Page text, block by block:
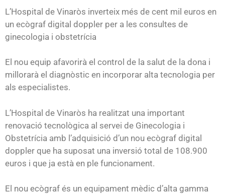
audio
L’Hospital de Vinaròs inverteix més de cent mil euros en
un ecògraf digital doppler per a les consultes de
ginecologia i obstetrícia
El nou equip afavorirà el control de la salut de la dona i
millorarà el diagnòstic en incorporar alta tecnologia per
als especialistes.
L’Hospital de Vinaròs ha realitzat una important
renovació tecnològica al servei de Ginecologia i
Obstetrícia amb l’adquisició d’un nou ecògraf digital
doppler que ha suposat una inversió total de 108.900
euros i que ja està en ple funcionament.
El nou ecògraf és un equipament mèdic d’alta gamma